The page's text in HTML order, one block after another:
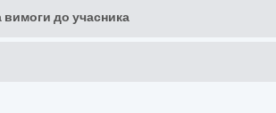
вимоги до учасника